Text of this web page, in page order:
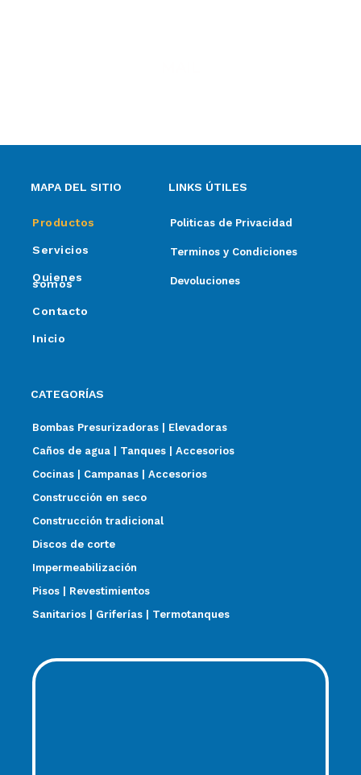
MAPA DEL SITIO
Productos
Servicios
Quienes
somos
Contacto
Inicio
LINKS ÚTILES
Politicas de Privacidad
Terminos y Condiciones
Devoluciones
CATEGORÍAS
Bombas Presurizadoras | Elevadoras
Caños de agua | Tanques | Accesorios
Cocinas | Campanas | Accesorios
Construcción en seco
Construcción tradicional
Discos de corte
Impermeabilización
Pisos | Revestimientos
Sanitarios | Griferías | Termotanques